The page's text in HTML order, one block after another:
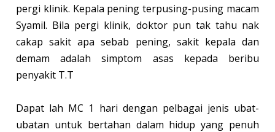
pergi klinik. Kepala pening terpusing-pusing macam
Syamil. Bila pergi klinik, doktor pun tak tahu nak
cakap sakit apa sebab pening, sakit kepala dan
demam adalah simptom asas kepada beribu
penyakit T.T
Dapat lah MC 1 hari dengan pelbagai jenis ubat-
ubatan untuk bertahan dalam hidup yang penuh